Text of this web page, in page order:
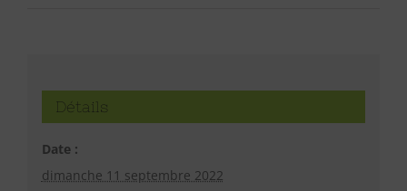
Détails
Date :
dimanche 11 septembre 2022